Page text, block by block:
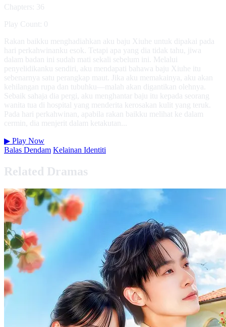
Chapters: 36
Play Count: 0
Rakan baikku menghadiahkan aku baju Xiuhe untuk dipakai pada
hari perkahwinanku esok. Tetapi apa yang dia tidak tahu, jiwa
dalam badan ini sudah mati sekali sebelum ini. Melalui
penyelidikanku sendiri, aku mendapati bahawa baju Xiuhe itu
sebenarnya satu perangkap maut. Jika aku memakainya, aku akan
kehilangan rupa dan tubuhku—malah akan digantikan olehnya.
Sebaik sahaja dia pergi, aku menghantar baju itu kepada seorang
wanita tua di hospital yang menderita kerosakan kulit yang teruk.
Pada hari perkahwinan, apabila rakan baikku melihat ke dalam
cermin, dia menjerit dalam ketakutan...
▶ Play Now
Balas Dendam Kelainan Identiti
Related Dramas